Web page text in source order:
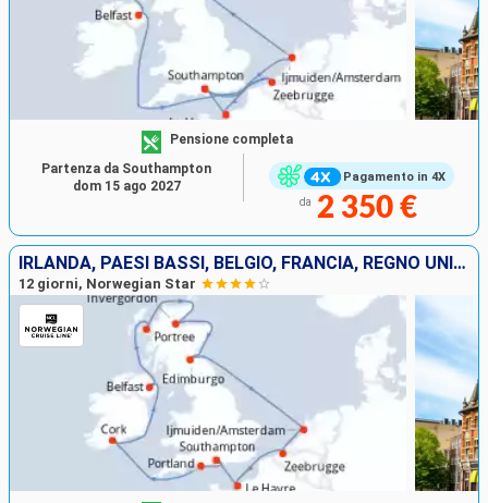
Pagamento in 4X
Pensione completa
da 2 350 €
Partenza da Southampton
dom 15 ago 2027
IRLANDA, PAESI BASSI, BELGIO, FRANCIA, REGNO UNITO
12 giorni, Norwegian Star